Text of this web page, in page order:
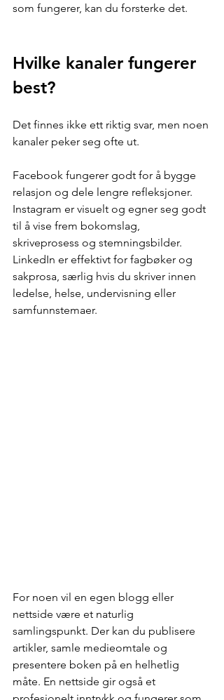
som fungerer, kan du forsterke det.
Hvilke kanaler fungerer
best?
Det finnes ikke ett riktig svar, men noen
kanaler peker seg ofte ut.
Facebook fungerer godt for å bygge
relasjon og dele lengre refleksjoner.
Instagram er visuelt og egner seg godt
til å vise frem bokomslag,
skriveprosess og stemningsbilder.
LinkedIn er effektivt for fagbøker og
sakprosa, særlig hvis du skriver innen
ledelse, helse, undervisning eller
samfunnstemaer.
For noen vil en egen blogg eller
nettside være et naturlig
samlingspunkt. Der kan du publisere
artikler, samle medieomtale og
presentere boken på en helhetlig
måte. En nettside gir også et